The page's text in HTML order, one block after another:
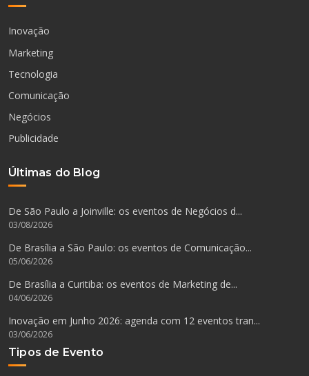
Inovação
Marketing
Tecnologia
Comunicação
Negócios
Publicidade
Últimas do Blog
De São Paulo a Joinville: os eventos de Negócios d...
03/08/2026
De Brasília a São Paulo: os eventos de Comunicação...
05/06/2026
De Brasília a Curitiba: os eventos de Marketing de...
04/06/2026
Inovação em Junho 2026: agenda com 12 eventos tran...
03/06/2026
Tipos de Evento